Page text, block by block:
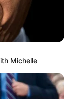
Michelle